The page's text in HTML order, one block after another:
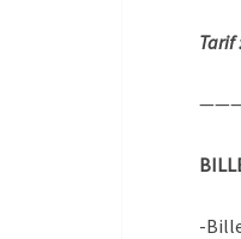
Tarif
-